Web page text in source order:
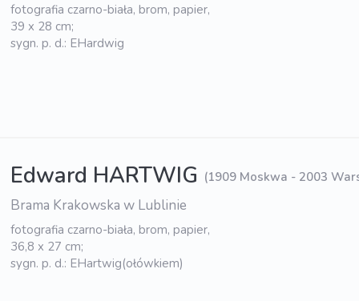
fotografia czarno-biała, brom, papier,
39 x 28 cm;
sygn. p. d.: EHardwig
Edward HARTWIG (1909 Moskwa - 2003
Brama Krakowska w Lublinie
fotografia czarno-biała, brom, papier,
36,8 x 27 cm;
sygn. p. d.: EHartwig(ołówkiem)